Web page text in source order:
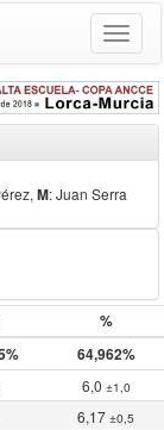
Toggle
, M: Juan Serra
%
64,962%
6,0 ±1,0
6,17 ±0,5